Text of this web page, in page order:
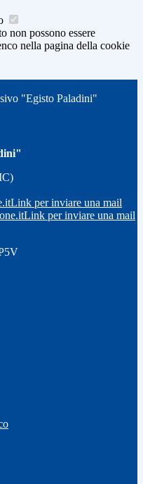
non possono essere
nella pagina della cookie
"Egisto Paladini"
Link per inviare una mail
Link per inviare una mail